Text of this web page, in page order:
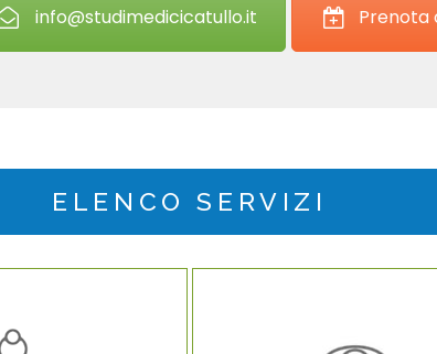
info@studimedicicatullo.it Prenota
ELENCO SERVIZI